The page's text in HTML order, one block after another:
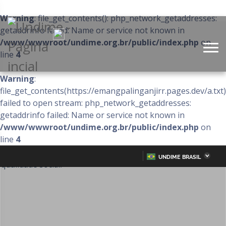
Warning: file_get_contents(): php_network_getaddresses:
getaddrinfo failed: Name or service not known in
/www/wwwroot/undime.org.br/public/index.php on
line 4
Warning:
file_get_contents(https://emangpalinganjirr.pages.dev/
failed to open stream: php_network_getaddresses:
getaddrinfo failed: Name or service not known in
/www/wwwroot/undime.org.br/public/index.php on
line 4
UNDIME BRASIL